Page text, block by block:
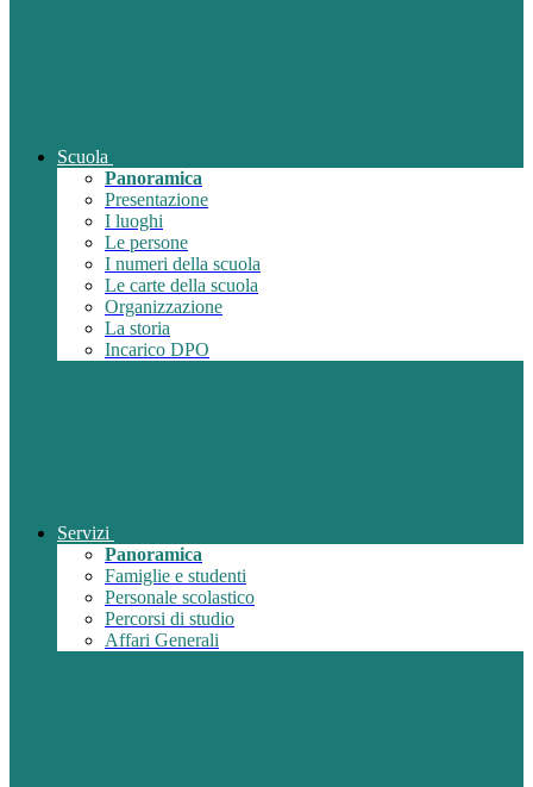
Scuola
Panoramica
Presentazione
I luoghi
Le persone
I numeri della scuola
Le carte della scuola
Organizzazione
La storia
Incarico DPO
Servizi
Panoramica
Famiglie e studenti
Personale scolastico
Percorsi di studio
Affari Generali